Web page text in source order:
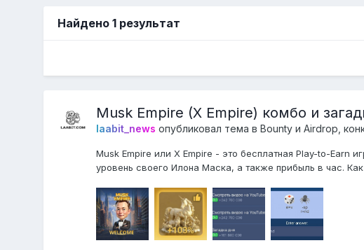
Найдено 1 результат
Musk Empire (X Empire) комбо и
laabit_news опубликовал тема вBounty и Airdrop,
Musk Empire или X Empire - это бесплатная Play-to-Earn
уровень своего Илона Маска, а также прибыль в час.